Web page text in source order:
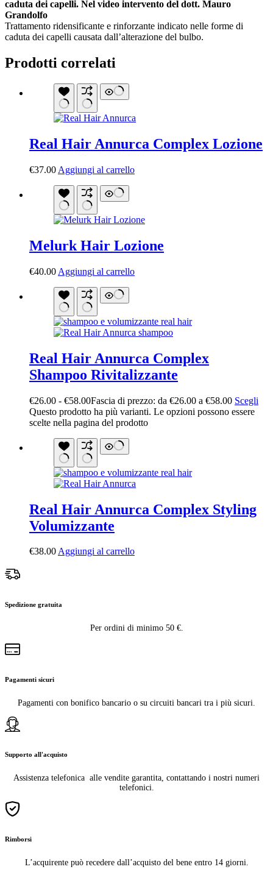
caduta dei capelli. Nel video intervento del dott. Mauro
Grandolfo
Trattamento ridensificante e rinforzante indicato nelle forme di
caduta dei capelli causata dall’alterazione del bulbo.
Prodotti correlati
Real Hair Annurca Complex Lozione
€37.00 Aggiungi al carrello
Melurk Hair Lozione
€40.00 Aggiungi al carrello
Real Hair Annurca Complex
Shampoo Rivitalizzante
€26.00 - €58.00Fascia di prezzo: da €26.00 a €58.00 Scegli
Questo prodotto ha più varianti. Le opzioni possono essere
scelte nella pagina del prodotto
Real Hair Annurca Complex Styling
Volumizzante
€38.00Aggiungi al carrello
Spedizione gratuita
Per ordini di minimo 50 €.
Pagamenti sicuri
Pagamenti con bonifico bancario o su circuiti bancari tra i più sicuri.
Supporto all'acquisto
Assistenza telefonica alle vendite garantita, contattando i nostri numeri
telefonici.
Rimborsi
L’acquirente può recedere dall’acquisto del bene entro 14 giorni.